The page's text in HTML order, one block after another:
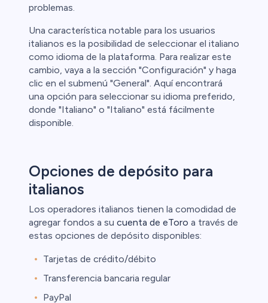
problemas.
Una característica notable para los usuarios
italianos es la posibilidad de seleccionar el italiano
como idioma de la plataforma. Para realizar este
cambio, vaya a la sección "Configuración" y haga
clic en el submenú "General". Aquí encontrará
una opción para seleccionar su idioma preferido,
donde "Italiano" o "Italiano" está fácilmente
disponible.
Opciones de depósito para
italianos
Los operadores italianos tienen la comodidad de
agregar fondos a su cuenta de eToro a través de
estas opciones de depósito disponibles:
Tarjetas de crédito/débito
Transferencia bancaria regular
PayPal